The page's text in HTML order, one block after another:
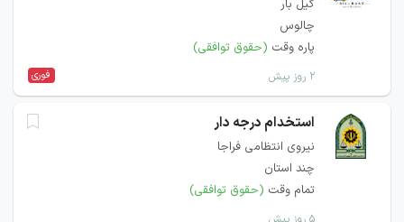
گیل بار
چالوس
پاره وقت (حقوق توافقی)
۲ روز پیش فوری
استخدام درجه دار
نیروی انتظامی فراجا
چند استان
تمام وقت (حقوق توافقی)